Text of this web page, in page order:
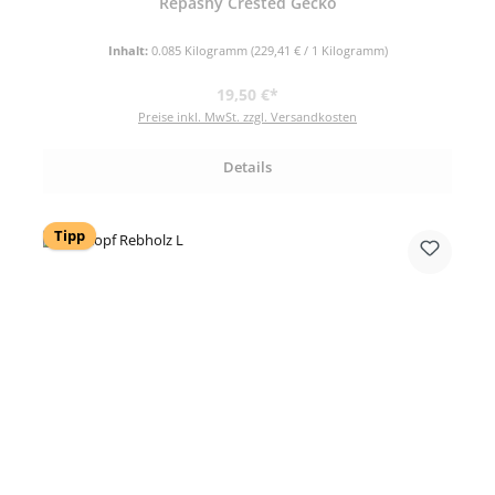
Inhalt: 0.085 Kilogramm (229,41 € / 1 Kilogramm)
Regulärer Preis:
19,50 €*
Preise inkl. MwSt. zzgl. Versandkosten
Details
Tipp